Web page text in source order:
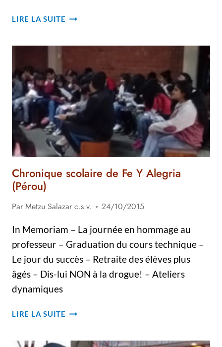
LIRE LA SUITE HOMMAGE-
MÉNARD
C.S.V.
Chronique scolaire de Fe Y Alegria
(Pérou)
Par Metzu Salazar c.s.v.
24/10/2015
In Memoriam – La journée en hommage au
professeur – Graduation du cours technique –
Le jour du succès – Retraite des élèves plus
âgés – Dis-lui NON à la drogue! – Ateliers
dynamiques
LIRE LA SUITE CHRONIQUE